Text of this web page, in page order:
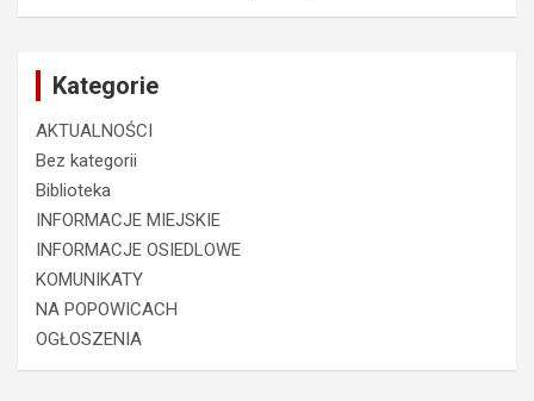
Kategorie
AKTUALNOŚCI
Bez kategorii
Biblioteka
INFORMACJE MIEJSKIE
INFORMACJE OSIEDLOWE
KOMUNIKATY
NA POPOWICACH
OGŁOSZENIA